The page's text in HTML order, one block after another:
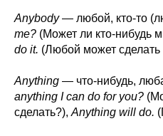
Anybody— любой, кто-то
me? (Может ли кто-нибудь
do it. (Любой может сделать
Anything — что-нибудь,
anything I can do for you?
сделать?), Anything will do.